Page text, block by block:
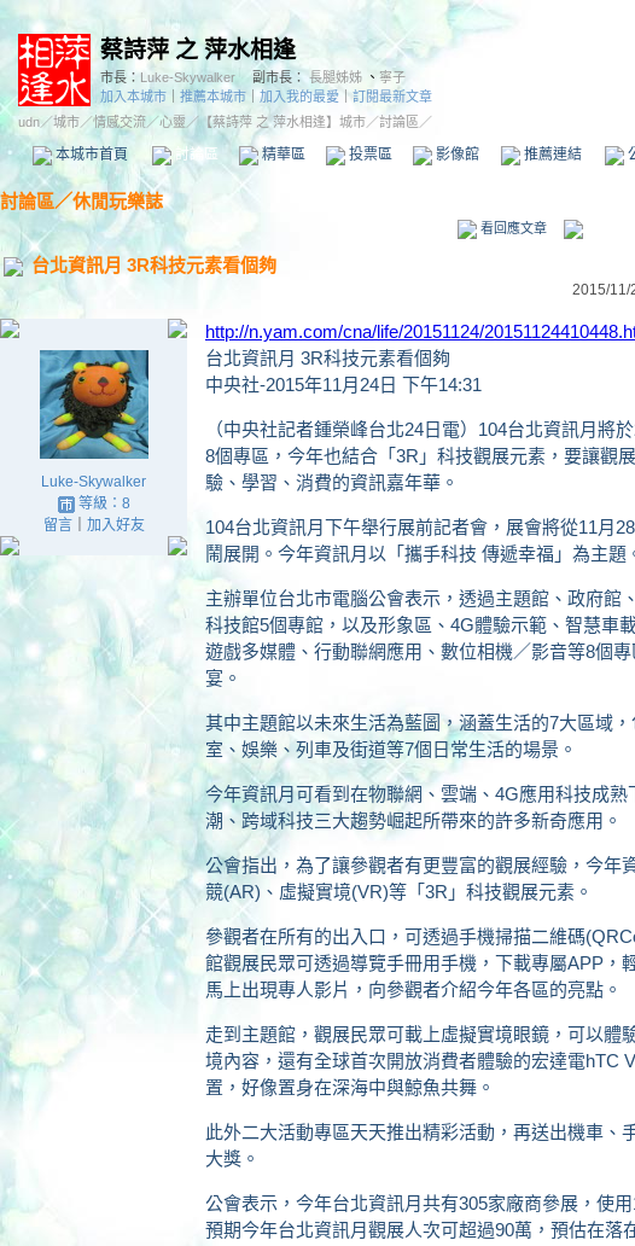
蔡詩萍 之 萍水相逢
市長： Luke-Skywalker 副市長： 長腿姊姊 、 寧子
加入本城市
推薦本城市 加入我的最愛 ｜訂閱最新文章
udn／城市／情感交流／心靈 ／ 【蔡詩萍 之 萍水相逢】城市／討論區／
本城市首頁 討論區 精華區 投票區 影像館 推薦連結
討論區／休閒玩樂誌
看回應文章
台北資訊月 3R科技元素看個夠
2015/
Luke-Skywalker
等級：8
留言｜ 加入好友
http://n.yam.com/cna/life/20151124/
台北資訊月 3R科技元素看個夠
中央社-2015年11月24日 下午14:31
（中央社記者鍾榮峰台北24日電）104台北資訊月將
8個專區，今年也結合「3R」科技觀展元素，要讓觀
驗、學習、消費的資訊嘉年華。
104台北資訊月下午舉行展前記者會，展會將從11月
鬧展開。今年資訊月以「攜手科技 傳遞幸福」為主題
主辦單位台北市電腦公會表示，透過主題館、政府館
科技館5個專館，以及形象區、4G體驗示範、智慧車
遊戲多媒體、行動聯網應用、數位相機／影音等8個
宴。
其中主題館以未來生活為藍圖，涵蓋生活的7大區域
室、娛樂、列車及街道等7個日常生活的場景。
今年資訊月可看到在物聯網、雲端、4G應用科技成
潮、跨域科技三大趨勢崛起所帶來的許多新奇應用。
公會指出，為了讓參觀者有更豐富的觀展經驗，今年
競(AR)、虛擬實境(VR)等「3R」科技觀展元素。
參觀者在所有的出入口，可透過手機掃描二維碼
館觀展民眾可透過導覽手冊用手機，下載專屬APP，
馬上出現專人影片，向參觀者介紹今年各區的亮點。
走到主題館，觀展民眾可載上虛擬實境眼鏡，可以體
境內容，還有全球首次開放消費者體驗的宏達電hTC
置，好像置身在深海中與鯨魚共舞。
此外二大活動專區天天推出精彩活動，再送出機車、
大獎。
公會表示，今年台北資訊月共有305家廠商參展，使
預期今年台北資訊月觀展人次可超過90萬，預估在落